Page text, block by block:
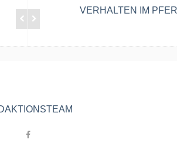
VERHALTEN IM